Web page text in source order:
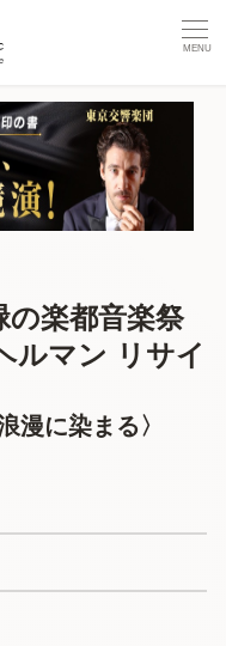
の楽都音楽祭
ルマン リサイ
漫に染まる〉